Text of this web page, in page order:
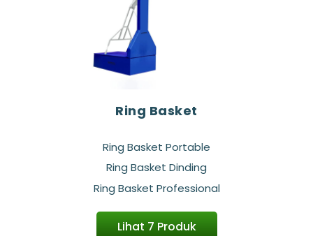
Ring Basket
Ring Basket Portable
Ring Basket Dinding
Ring Basket Professional
Lihat 7 Produk